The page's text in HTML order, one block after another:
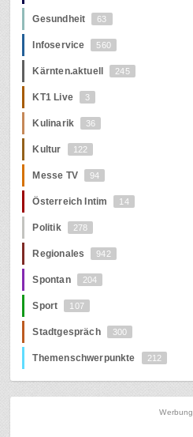
Gesundheit 63
Infoservice 560
Kärnten.aktuell 245
KT1 Live 3
Kulinarik 36
Kultur 122
Messe TV 94
Österreich Intim 14
Politik 278
Regionales 942
Spontan 204
Sport 107
Stadtgespräch 300
Themenschwerpunkte 212
Werbung